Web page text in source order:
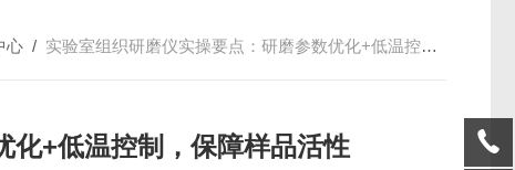
心 / 实验室组织研磨仪实操要点：研磨参数优化+低温控制，保障样品活性
化+低温控制，保障样品活性